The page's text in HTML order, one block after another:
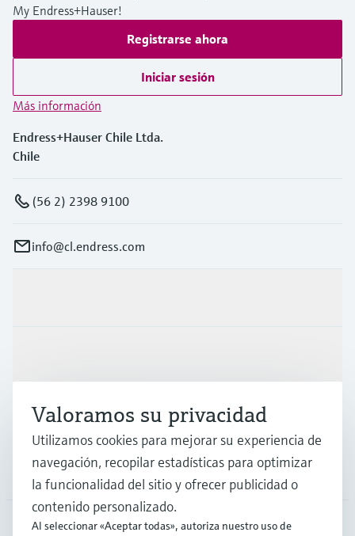
My Endress+Hauser!
Registrarse ahora
Iniciar sesión
Más información
Endress+Hauser Chile Ltda.
Chile
(56 2) 2398 9100
info@cl.endress.com
Soporte
Compañía
Valoramos su privacidad
Utilizamos cookies para mejorar su experiencia de
navegación, recopilar estadísticas para optimizar
la funcionalidad del sitio y ofrecer publicidad o
contenido personalizado.
Al seleccionar «Aceptar todas», autoriza nuestro uso de